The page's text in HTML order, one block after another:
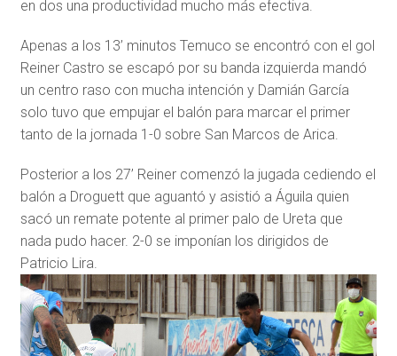
en dos una productividad mucho más efectiva.
Apenas a los 13’ minutos Temuco se encontró con el gol
Reiner Castro se escapó por su banda izquierda mandó
un centro raso con mucha intención y Damián García
solo tuvo que empujar el balón para marcar el primer
tanto de la jornada 1-0 sobre San Marcos de Arica.
Posterior a los 27’ Reiner comenzó la jugada cediendo el
balón a Droguett que aguantó y asistió a Águila quien
sacó un remate potente al primer palo de Ureta que
nada pudo hacer. 2-0 se imponían los dirigidos de
Patricio Lira.